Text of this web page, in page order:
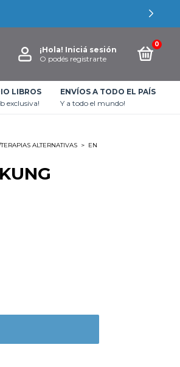
¡Hola! Iniciá sesión
O podés registrarte
0
LIBROS
exclusiva!
ENVÍOS A TODO EL PAÍS
Y a todo el mundo!
ALTERNATIVAS > EN